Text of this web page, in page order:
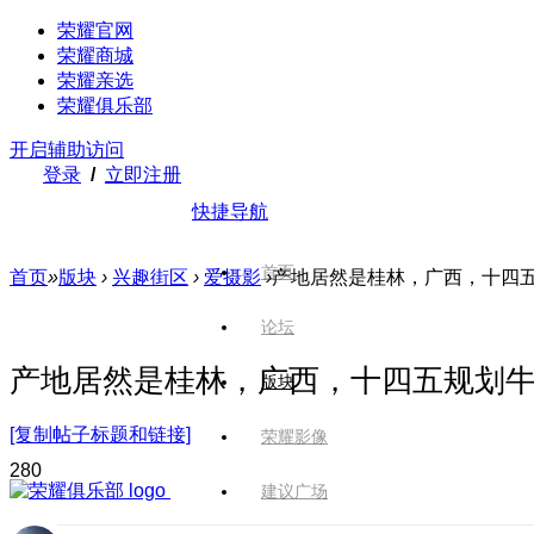
荣耀官网
荣耀商城
荣耀亲选
荣耀俱乐部
开启辅助访问
登录 / 立即注册
快捷导航
首页
论坛
版块
荣耀影像
建议广场
首页»版块 › 兴趣街区 › 爱摄影 ›产地居然是桂林，广西，十四
产地居然是桂林，广西，十四五规划牛
[复制帖子标题和链接]
280